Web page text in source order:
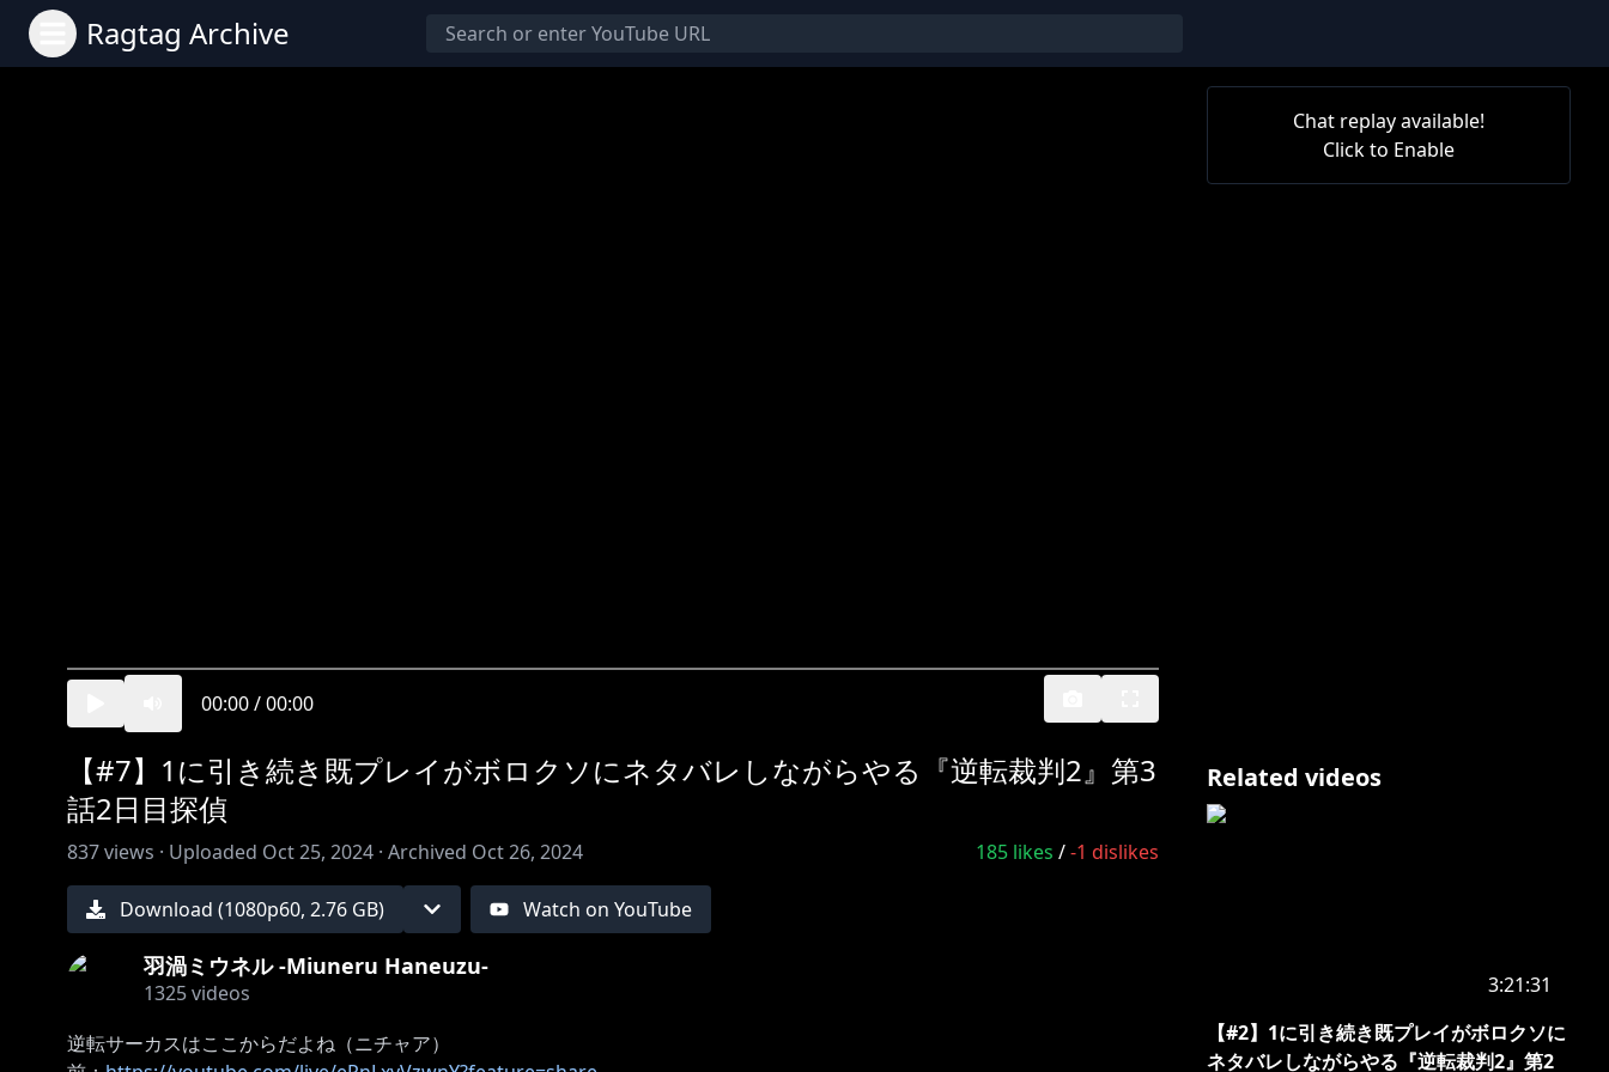
Ragtag Archive
00:00/00:00
Chat replay available!
Click to Enable
【#7】1に引き続き既プレイがボロクソにネタバレしながらやる『逆転裁判2』第3
話2日目探偵
837views · Uploaded Oct 25, 2024 · Archived Oct 26, 2024 185 likes /-1 dislikes
Download (1080p60, 2.76 GB) Watch on YouTube
羽渦ミウネル -Miuneru Haneuzu-
1325videos
逆転サーカスはここからだよね（ニチャア）
Related videos
3:21:31
【#2】1に引き続き既プレイがボロクソに
ネタバレしながらやる『逆転裁判2』第2